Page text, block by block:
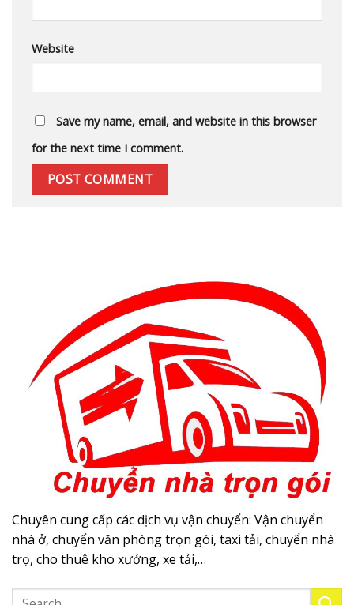
Website
Save my name, email, and website in this browser
for the next time I comment.
Chuyên cung cấp các dịch vụ vận chuyển: Vận chuyển
nhà ở, chuyển văn phòng trọn gói, taxi tải, chuyển nhà
trọ, cho thuê kho xưởng, xe tải,…